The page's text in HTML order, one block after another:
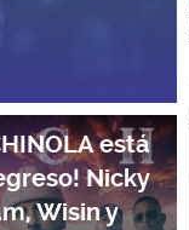
está
Nicky
Wisin y